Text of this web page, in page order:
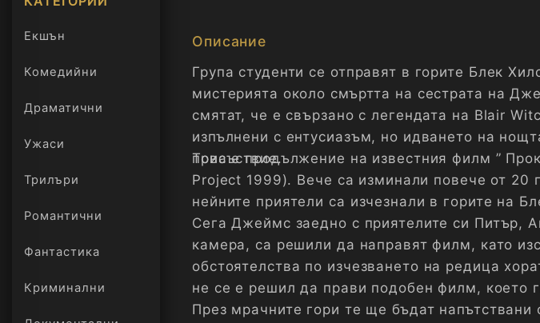
Екшън
Комедийни
Драматични
Ужаси
Трилъри
онлайн
Романтични
Фантастика
Криминални
Описание
Група студенти се отправят в горите Блек
мистерията около смъртта на сестрата на
смятат, че е свързано с легендата на Blair
изпълнени с ентусиазъм, но идването на
присъствие.
Това е продължение на известния филм ”
Project 1999). Вече са изминали повече от 20
нейните приятели са изчезнали в горите на
Сега Джеймс заедно с приятелите си Питър,
камера, са решили да направят филм, като
обстоятелства по изчезването на редица
не се е решил да прави подобен филм, което
През мрачните гори те ще бъдат